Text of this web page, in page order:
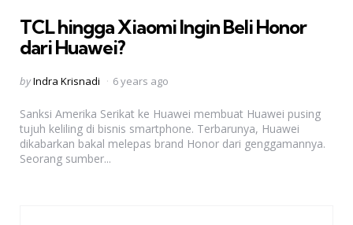
TCL hingga Xiaomi Ingin Beli Honor
dari Huawei?
Posted
byIndra Krisnadi 6 years ago
Sanksi Amerika Serikat ke Huawei membuat Huawei pusing
tujuh keliling di bisnis smartphone. Terbarunya, Huawei
dikabarkan bakal melepas brand Honor dari genggamannya.
Seorang sumber...